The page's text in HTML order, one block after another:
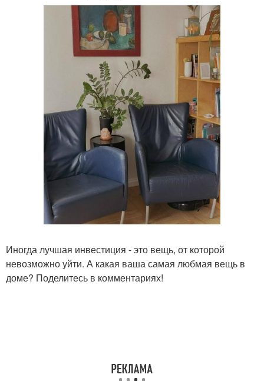
Иногда лучшая инвестиция - это вещь, от которой
невозможно уйти. А какая ваша самая любмая вещь в
доме? Поделитесь в комментариях!